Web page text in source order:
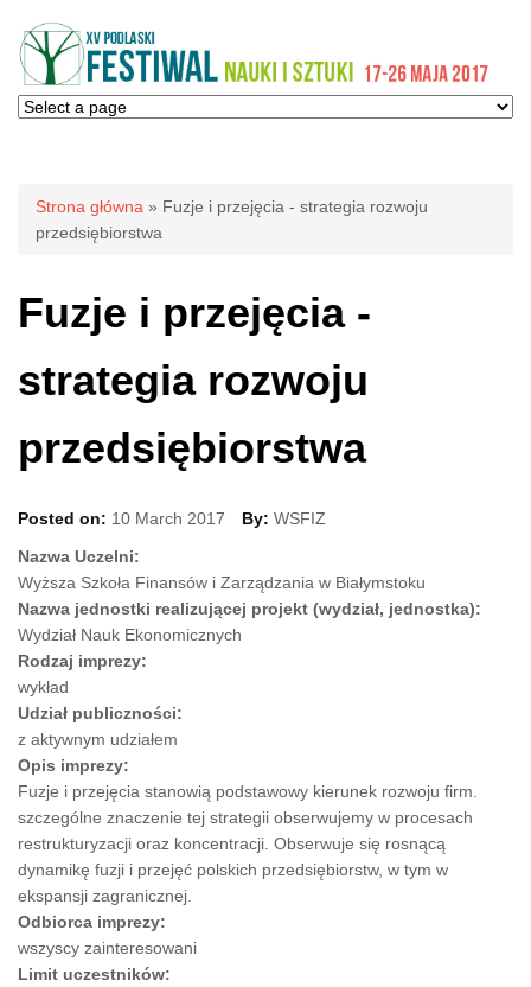
Jesteś tutaj
Strona główna » Fuzje i przejęcia - strategia rozwoju
przedsiębiorstwa
Fuzje i przejęcia -
strategia rozwoju
przedsiębiorstwa
Posted on: 10 March 2017 By: WSFIZ
Nazwa Uczelni:
Wyższa Szkoła Finansów i Zarządzania w Białymstoku
Nazwa jednostki realizującej projekt (wydział, jednostka):
Wydział Nauk Ekonomicznych
Rodzaj imprezy:
wykład
Udział publiczności:
z aktywnym udziałem
Opis imprezy:
Fuzje i przejęcia stanowią podstawowy kierunek rozwoju firm.
szczególne znaczenie tej strategii obserwujemy w procesach
restrukturyzacji oraz koncentracji. Obserwuje się rosnącą
dynamikę fuzji i przejęć polskich przedsiębiorstw, w tym w
ekspansji zagranicznej.
Odbiorca imprezy:
wszyscy zainteresowani
Limit uczestników: